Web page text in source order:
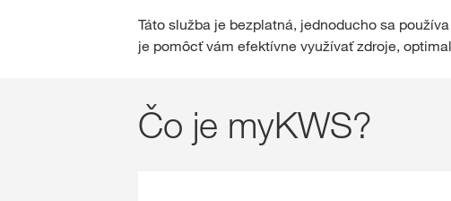
Táto služba je bezplatná, jednoducho sa
je pomôcť vám efektívne využívať zdroje,
Čo je myKWS?